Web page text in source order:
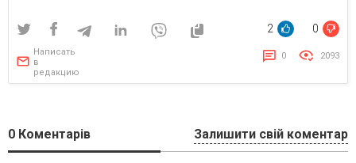
2 0
Написать
в
редакцию
0 2093
0 Коментарів Залишити свій коментар